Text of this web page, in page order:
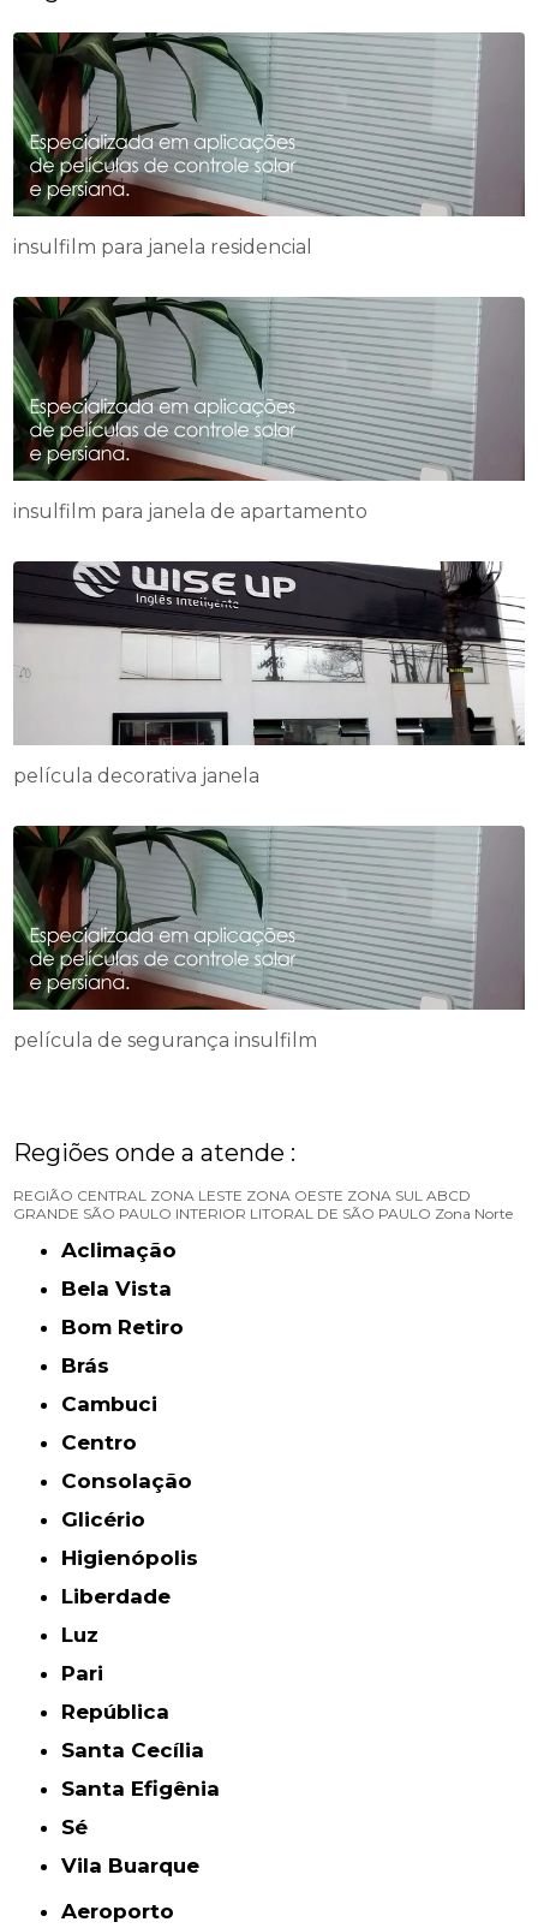
insulfilm para janela residencial
insulfilm para janela de apartamento
película decorativa janela
película de segurança insulfilm
Regiões onde a atende :
REGIÃO CENTRAL ZONA LESTE ZONA OESTE ZONA SUL ABCD
GRANDE SÃO PAULO INTERIOR LITORAL DE SÃO PAULO Zona Norte
Aclimação
Bela Vista
Bom Retiro
Brás
Cambuci
Centro
Consolação
Glicério
Higienópolis
Liberdade
Luz
Pari
República
Santa Cecília
Santa Efigênia
Sé
Vila Buarque
Aeroporto